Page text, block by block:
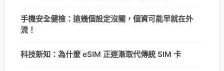
手機安全健檢：這幾個設定沒關，個資可能早就在外
流！
科技新知：為什麼 eSIM 正逐漸取代傳統 SIM 卡